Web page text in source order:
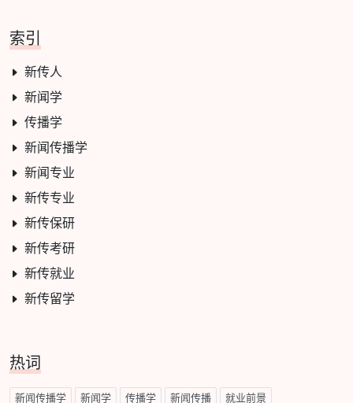
索引
新传人
新闻学
传播学
新闻传播学
新闻专业
新传专业
新传保研
新传考研
新传就业
新传留学
热词
新闻传播学 新闻学 传播学 新闻传播 就业前景